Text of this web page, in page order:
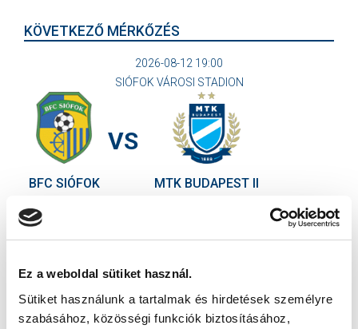
Ez a weboldal sütiket használ.
Sütiket használunk a tartalmak és hirdetések személyre
szabásához, közösségi funkciók biztosításához,
KÖVETKEZŐ MÉRKŐZÉS
2026-08-12 19:00
SIÓFOK VÁROSI STADION
BFC SIÓFOK
VS
MTK BUDAPEST II
MTK BUDAPEST HÍRLEVÉL
hírlevelünkre: